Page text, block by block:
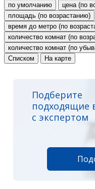
по умолчанию
цена (по
площадь (по возрастанию)
время до метро (по
количество комнат (по
количество комнат (по
Списком
На карте
Подберите
подходящие
с экспертом